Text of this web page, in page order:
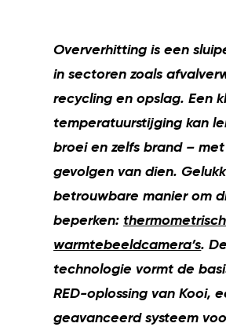
Oververhitting is een
in sectoren zoals
recycling en opslag. Een
temperatuurstijging kan
broei en zelfs brand –
gevolgen van dien.
betrouwbare manier om
beperken:
warmtebeeldcamera’s.
technologie vormt de
RED-oplossing van Kooi,
geavanceerd systeem